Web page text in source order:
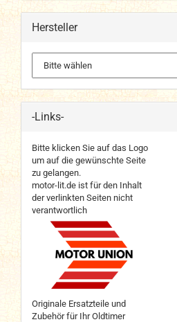
Hersteller
-Links-
Bitte klicken Sie auf das Logo
um auf die gewünschte Seite
zu gelangen.
motor-lit.de ist für den Inhalt
der verlinkten Seiten nicht
verantwortlich
Originale Ersatzteile und
Zubehör für Ihr Oldtimer